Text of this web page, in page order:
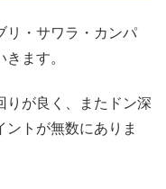
リ・サワラ・カンパ
ます。
りが良く、またドン深
トが無数にありま